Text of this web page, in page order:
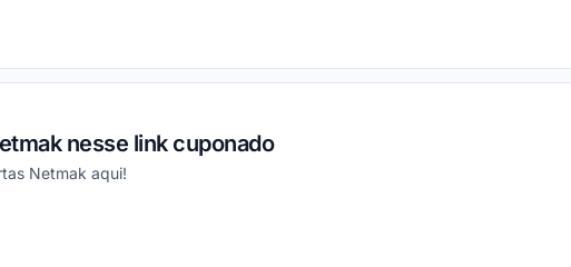
funcionou
nesse link cuponado
Netmak aqui!
funcionou